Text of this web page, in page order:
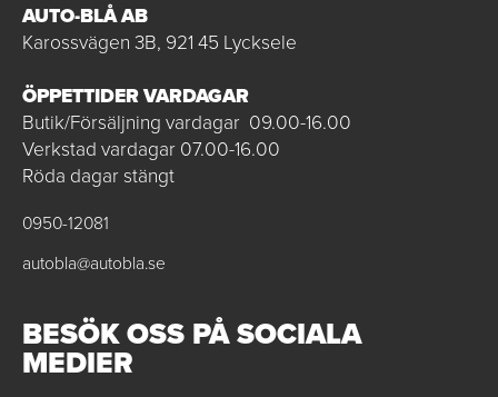
AUTO-BLÅ AB
Karossvägen 3B, 921 45 Lycksele
ÖPPETTIDER VARDAGAR
Butik/Försäljning vardagar 09.00-16.00
Verkstad vardagar 07.00-16.00
Röda dagar stängt
0950-12081
autobla@autobla.se
BESÖK OSS PÅ SOCIALA
MEDIER